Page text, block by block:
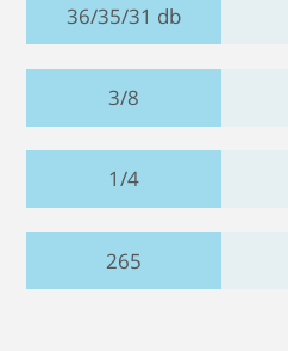
36/35/31 db
3/8
1/4
265